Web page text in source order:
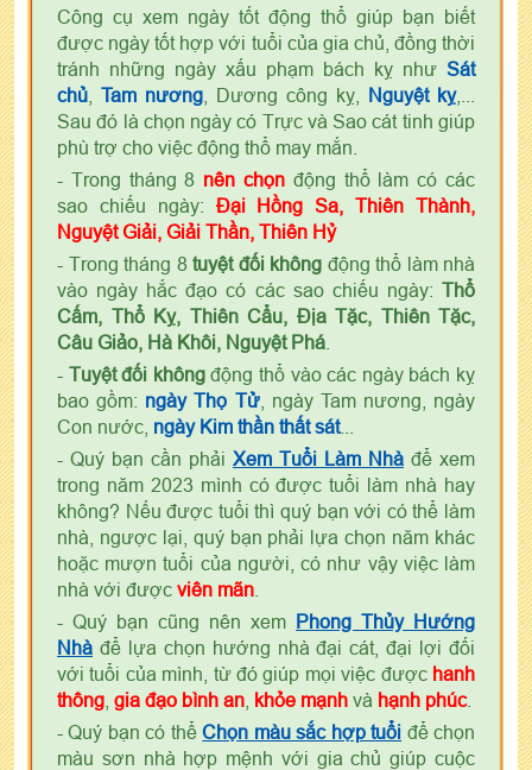
Công cụ xem ngày tốt động thổ giúp bạn biết
được ngày tốt hợp với tuổi của gia chủ, đồng thời
tránh những ngày xấu phạm bách kỵ như Sát
chủ
Tam nương , Dương công kỵ, Nguyệt kỵ,...
Sau đó là chọn ngày có Trực và Sao cát tinh giúp
phù trợ cho việc động thổ may mắn.
- Trong tháng 8 nên chọn động thổ làm có các
sao chiếu ngày: Đại Hồng Sa, Thiên Thành,
Nguyệt Giải, Giải Thần, Thiên Hỷ
- Trong tháng 8 tuyệt đối không động thổ làm nhà
vào ngày hắc đạo có các sao chiếu ngày: Thổ
Cấm, Thổ Kỵ, Thiên Cẩu, Địa Tặc, Thiên Tặc,
Câu Giảo, Hà Khôi, Nguyệt Phá
- Tuyệt đối khôngđộng thổ vào các ngày bách kỵ
bao gồm: ngày Thọ Tử, ngày Tam nương, ngày
Con nước, ngày Kim thần thất sát...
- Quý bạn cần phải Xem Tuổi Làm Nhà để xem
trong năm 2023 mình có được tuổi làm nhà hay
không? Nếu được tuổi thì quý bạn với có thể làm
nhà, ngược lại, quý bạn phải lựa chọn năm khác
hoặc mượn tuổi của người, có như vậy việc làm
nhà với được viên mãn
- Quý bạn cũng nên xem Phong Thủy Hướng
Nhà để lựa chọn hướng nhà đại cát, đại lợi đối
với tuổi của mình, từ đó giúp mọi việc được hanh
thông gia đạo bình an khỏe mạnh và hạnh phúc.
- Quý bạn có thểChọn màu sắc hợp tuổi để chọn
màu sơn nhà hợp mệnh với gia chủ giúp cuộc